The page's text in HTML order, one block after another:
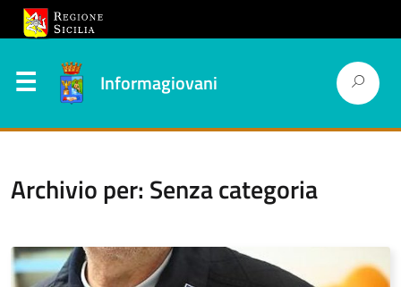
Informagiovani
Archivio per: Senza categoria